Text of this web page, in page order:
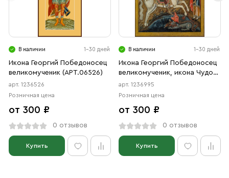
В наличии 1-30 дней
Икона Георгий Победоносец
великомученик (АРТ.06526)
арт. 1236526
Розничная цена
от 300 ₽
0 отзывов
Купить
В наличии 1-30 дней
Икона Георгий Победоносец
великомученик, икона Чудо
Георгия о змие (АРТ.06995)
арт. 1236995
Розничная цена
от 300 ₽
0 отзывов
Купить